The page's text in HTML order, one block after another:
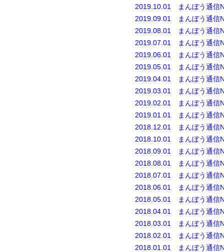
2019.10.01 まんぼう通信
2019.09.01 まんぼう通信
2019.08.01 まんぼう通信
2019.07.01 まんぼう通信
2019.06.01 まんぼう通信
2019.05.01 まんぼう通信
2019.04.01 まんぼう通信
2019.03.01 まんぼう通信
2019.02.01 まんぼう通信
2019.01.01 まんぼう通信
2018.12.01 まんぼう通信
2018.10.01 まんぼう通信
2018.09.01 まんぼう通信
2018.08.01 まんぼう通信
2018.07.01 まんぼう通信
2018.06.01 まんぼう通信
2018.05.01 まんぼう通信
2018.04.01 まんぼう通信
2018.03.01 まんぼう通信
2018.02.01 まんぼう通信
2018.01.01 まんぼう通信